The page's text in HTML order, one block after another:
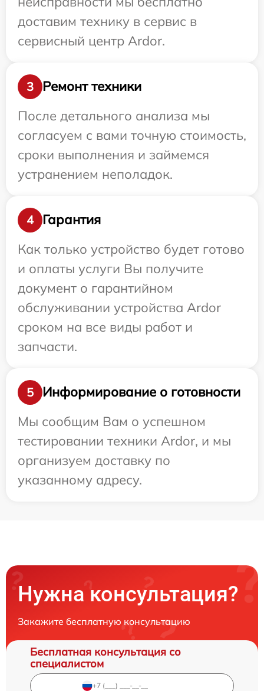
доставим технику в сервис в
сервисный центр Ardor.
3
Ремонт техники
После детального анализа мы
согласуем с вами точную стоимость,
сроки выполнения и займемся
устранением неполадок.
4
Гарантия
Как только устройство будет готово
и оплаты услуги Вы получите
документ о гарантийном
обслуживании устройства Ardor
сроком на все виды работ и
запчасти.
5
Информирование о готовности
Мы сообщим Вам о успешном
тестировании техники Ardor, и мы
организуем доставку по
указанному адресу.
Нужна консультация?
Закажите бесплатную консультацию
Бесплатная консультация со
специалистом